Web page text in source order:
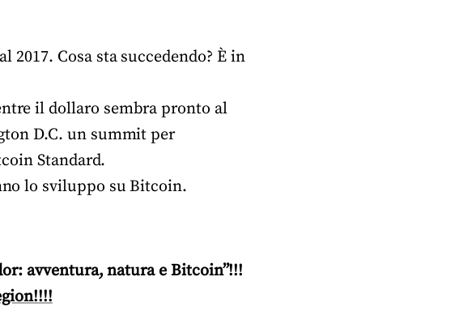
Cosa sta succedendo? È in
il dollaro sembra pronto al
D.C. un summit per
Standard.
lo sviluppo su Bitcoin.
avventura, natura e Bitcoin”!!!